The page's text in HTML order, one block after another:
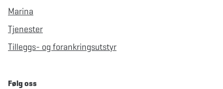
Marina
Tjenester
Tilleggs- og forankringsutstyr
Følg oss